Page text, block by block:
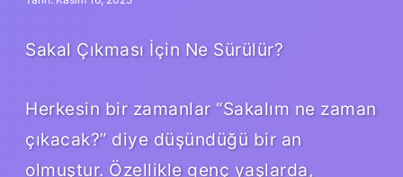
Sakal Çıkması İçin Ne Sürülür?
Herkesin bir zamanlar “Sakalım ne zaman
çıkacak?” diye düşündüğü bir an
olmuştur. Özellikle genç yaşlarda,